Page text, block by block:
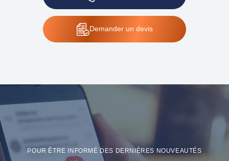
Demanderun devis
POUR ÊTRE INFORMÉ DES DERNIÈRES NOUVEAUTÉS